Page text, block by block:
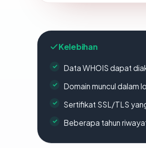
Kelebihan
Data WHOIS dapat
Domain muncul dalam
Sertifikat SSL/TLS
Beberapa tahun